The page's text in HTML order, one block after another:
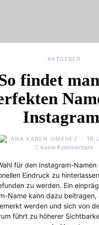
RATGEBER
findet
ANA KAREN JIMENEZ
16.
Keine Kommentare
für den Instagram-
Eindruck zu
zu werden. Ein
Name kann dazu beitragen,
werden und sich von
führt zu höherer